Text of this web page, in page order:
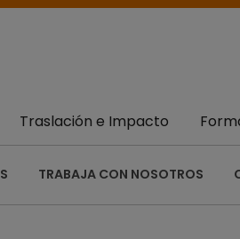
TRABAJA CON NOSOTROS
Traslación e Impacto